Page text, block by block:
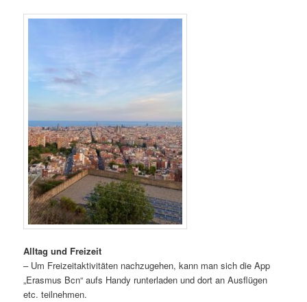
Alltag und Freizeit
– Um Freizeitaktivitäten nachzugehen, kann man sich die App
„Erasmus Bcn“ aufs Handy runterladen und dort an Ausflügen
etc. teilnehmen.